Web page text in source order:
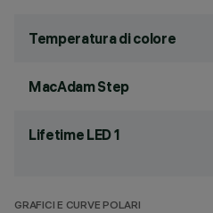
Temperatura di colore
MacAdam Step
Lifetime LED 1
GRAFICI E CURVE POLARI